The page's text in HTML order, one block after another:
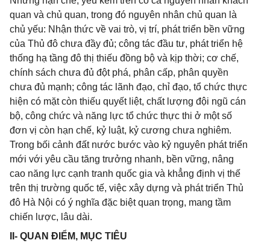
quan và chủ quan, trong đó nguyên nhân chủ quan là
chủ yếu: Nhận thức về vai trò, vị trí, phát triển bền vững
của Thủ đô chưa đầy đủ; công tác đầu tư, phát triển hệ
thống hạ tầng đô thị thiếu đồng bộ và kịp thời; cơ chế,
chính sách chưa đủ đột phá, phân cấp, phân quyền
chưa đủ mạnh; công tác lãnh đạo, chỉ đạo, tổ chức thực
hiện có mặt còn thiếu quyết liệt, chất lượng đội ngũ cán
bộ, công chức và năng lực tổ chức thực thi ở một số
đơn vị còn hạn chế, kỷ luật, kỷ cương chưa nghiêm.
Trong bối cảnh đất nước bước vào kỷ nguyên phát triển
mới với yêu cầu tăng trưởng nhanh, bền vững, nâng
cao năng lực cạnh tranh quốc gia và khẳng định vị thế
trên thị trường quốc tế, việc xây dựng và phát triển Thủ
đô Hà Nội có ý nghĩa đặc biệt quan trọng, mang tầm
chiến lược, lâu dài.
II- QUAN ĐIỂM, MỤC TIÊU